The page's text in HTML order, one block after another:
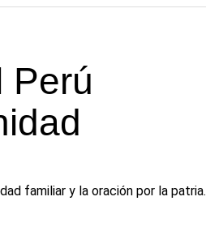
Perú
familiar y la oración por la patria.